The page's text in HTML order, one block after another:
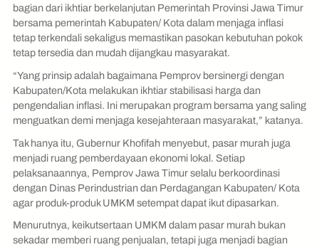
bagian dari ikhtiar berkelanjutan Pemerintah Provinsi Jawa Timur
bersama pemerintah Kabupaten/ Kota dalam menjaga inflasi
tetap terkendali sekaligus memastikan pasokan kebutuhan pokok
tetap tersedia dan mudah dijangkau masyarakat.
“Yang prinsip adalah bagaimana Pemprov bersinergi dengan
Kabupaten/Kota melakukan ikhtiar stabilisasi harga dan
pengendalian inflasi. Ini merupakan program bersama yang saling
menguatkan demi menjaga kesejahteraan masyarakat,” katanya.
Tak hanya itu, Gubernur Khofifah menyebut, pasar murah juga
menjadi ruang pemberdayaan ekonomi lokal. Setiap
pelaksanaannya, Pemprov Jawa Timur selalu berkoordinasi
dengan Dinas Perindustrian dan Perdagangan Kabupaten/ Kota
agar produk-produk UMKM setempat dapat ikut dipasarkan.
Menurutnya, keikutsertaan UMKM dalam pasar murah bukan
sekadar memberi ruang penjualan, tetapi juga menjadi bagian